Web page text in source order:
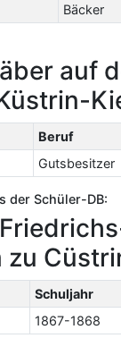
Bäcker
auf
Beruf
Gutsbesitzer
der Schüler-DB:
zu
Schuljahr
1867-1868